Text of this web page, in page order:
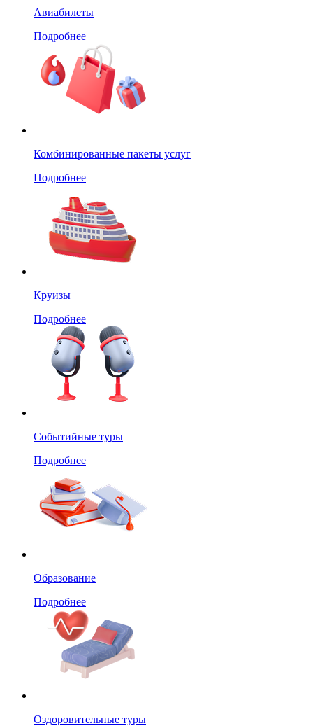
Авиабилеты
Подробнее
Комбинированные пакеты услуг
Подробнее
Круизы
Подробнее
Событийные туры
Подробнее
Образование
Подробнее
Оздоровительные туры